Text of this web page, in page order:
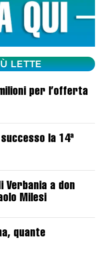
LETTE
per l’offerta
la 14ª
Verbania a don
Milesi
quante